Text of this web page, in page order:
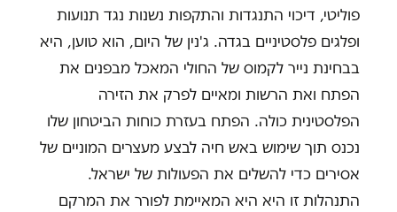
פוליטי, דיכוי התנגדות והתקפות נשנות נגד תנועות
ופלגים פלסטיניים בגדה. ג'נין של היום, הוא טוען, היא
בבחינת נייר לקמוס של החולי המאכל מבפנים את
הפתח ואת הרשות ומאיים לפרק את הזירה
הפלסטינית כולה. הפתח בעזרת כוחות הביטחון שלו
נכנס תוך שימוש באש חיה לבצע מעצרים המוניים של
אסירים כדי להשלים את הפעולות של ישראל.
התנהלות זו היא היא המאיימת לפורר את המרקם